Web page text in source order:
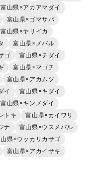
富山県×アカアマダイ
富山県×ゴマサバ
富山県×ヤリイカ
富山県×メバル
ゴ
富山県×チダイ
富山県×マゴチ
富山県×アカムツ
イ
富山県×キダイ
富山県×キンメダイ
トキ
富山県×カイワリ
ナ
富山県×ウスメバル
県×ウッカリカサゴ
富山県×アカイサキ